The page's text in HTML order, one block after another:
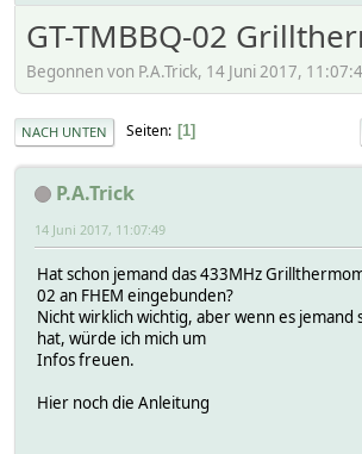
GT-TMBBQ-02
Begonnen von P.A.Trick, 14 Juni 2017,
NACH UNTEN Seiten 1
P.A.Trick
14 Juni 2017, 11:07:49
Hat schon jemand das 433MHz
02 an FHEM eingebunden?
Nicht wirklich wichtig, aber wenn es jemand
hat, würde ich mich um
Infos freuen.
Hier noch die Anleitung